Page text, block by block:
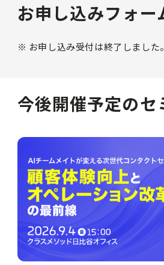
お申し込みフォー
※ お申し込み受付は終了しました。
今後開催予定のセ